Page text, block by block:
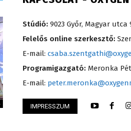
Ádám – online szerkesztő – 2016
Stúdió: 9023 Győr, Magyar utca
Felelős online szerkesztő:
E-mail:
Programigazgató: Meronka
E-mail:
IMPRESSZUM